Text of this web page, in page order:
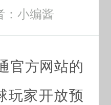
：小编酱
官方网站的
玩家开放预